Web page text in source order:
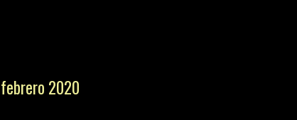
febrero 2020